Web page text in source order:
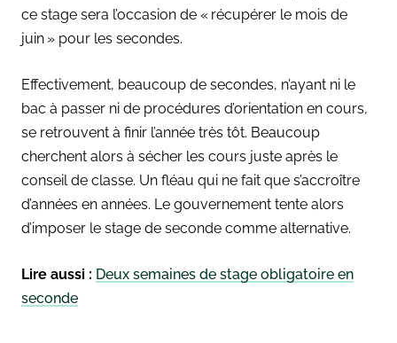
ce stage sera l’occasion de « récupérer le mois de
juin » pour les secondes.
Effectivement, beaucoup de secondes, n’ayant ni le
bac à passer ni de procédures d’orientation en cours,
se retrouvent à finir l’année très tôt. Beaucoup
cherchent alors à sécher les cours juste après le
conseil de classe. Un fléau qui ne fait que s’accroître
d’années en années. Le gouvernement tente alors
d’imposer le stage de seconde comme alternative.
Lire aussi : Deux semaines de stage obligatoire en
seconde